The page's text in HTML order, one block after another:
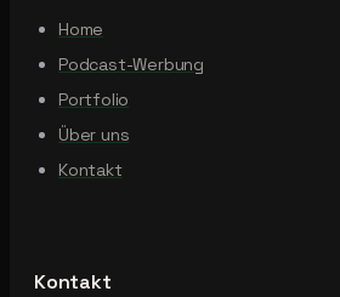
Home
Podcast-Werbung
Portfolio
Über uns
Kontakt
Kontakt